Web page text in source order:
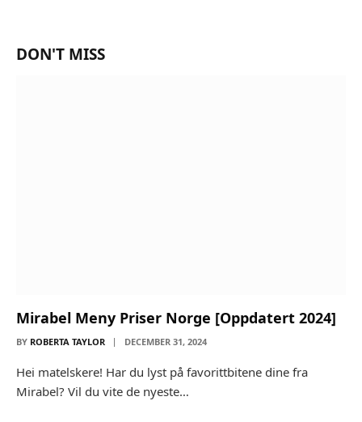
DON'T MISS
Mirabel Meny Priser Norge [Oppdatert 2024]
BY ROBERTA TAYLOR DECEMBER 31, 2024
Hei matelskere! Har du lyst på favorittbitene dine fra
Mirabel? Vil du vite de nyeste…